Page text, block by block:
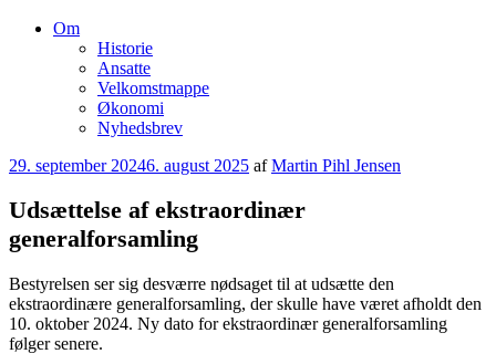
Om
Historie
Ansatte
Velkomstmappe
Økonomi
Nyhedsbrev
Udgivet
29. september 20246. august 2025 afMartin Pihl Jensen
Udsættelse af ekstraordinær
generalforsamling
Bestyrelsen ser sig desværre nødsaget til at udsætte den
ekstraordinære generalforsamling, der skulle have været afholdt den
10. oktober 2024. Ny dato for ekstraordinær generalforsamling
følger senere.